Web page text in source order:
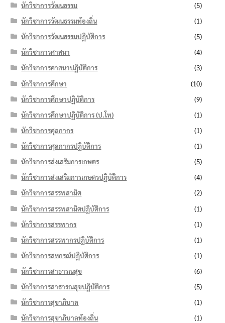
นักวิชาการวัฒนธรรม
(5)
นักวิชาการวัฒนธรรมท้องถิ่น
(1)
นักวิชาการวัฒนธรรมปฏิบัติการ
(5)
นักวิชาการศาสนา
(4)
นักวิชาการศาสนาปฏิบัติการ
(3)
นักวิชาการศึกษา
(10)
นักวิชาการศึกษาปฏิบัติการ
(9)
นักวิชาการศึกษาปฏิบัติการ (ป.โท)
(1)
นักวิชาการศุลกากร
(1)
นักวิชาการศุลกากรปฏิบัติการ
(1)
นักวิชาการส่งเสริมการเกษตร
(5)
นักวิชาการส่งเสริมการเกษตรปฏิบัติการ
(4)
นักวิชาการสรรพสามิต
(2)
นักวิชาการสรรพสามิตปฏิบัติการ
(1)
นักวิชาการสรรพากร
(1)
นักวิชาการสรรพากรปฏิบัติการ
(1)
นักวิชาการสหกรณ์ปฏิบัติการ
(1)
นักวิชาการสาธารณสุข
(6)
นักวิชาการสาธารณสุขปฏิบัติการ
(5)
นักวิชาการสุขาภิบาล
(1)
นักวิชาการสุขาภิบาลท้องถิ่น
(1)